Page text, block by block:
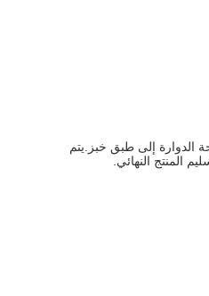
الدوارة إلى طبق خبز.يتم
المنتج النهائي.